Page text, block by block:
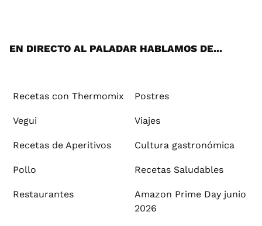
EN DIRECTO AL PALADAR HABLAMOS DE...
Recetas con Thermomix Postres
Vegui Viajes
Recetas de Aperitivos Cultura gastronómica
Pollo Recetas Saludables
Restaurantes
Amazon Prime Day junio
2026